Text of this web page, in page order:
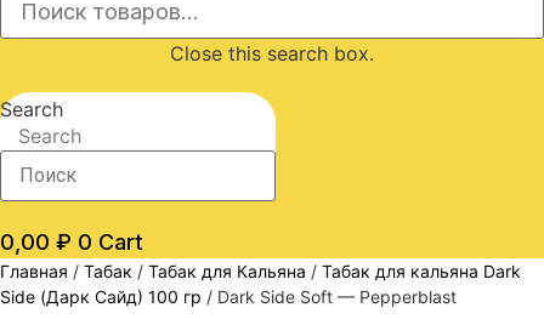
Close this search box.
Search
Search
0,00 ₽ 0 Cart
Главная / Табак / Табак для Кальяна / Табак для кальяна Dark
Side (Дарк Сайд) 100 гр / Dark Side Soft — Pepperblast